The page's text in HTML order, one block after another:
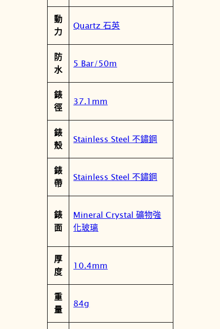
金
華
洛
世
奇
水
晶
錶
數
動
力
Quartz 石英
防
水
5 Bar/50m
錶
徑
37.1mm
錶
殼
Stainless Steel 不鏽鋼
錶
帶
Stainless Steel 不鏽鋼
錶
面
Mineral Crystal 礦物強
化玻璃
厚
度
10.4mm
重
量
84g